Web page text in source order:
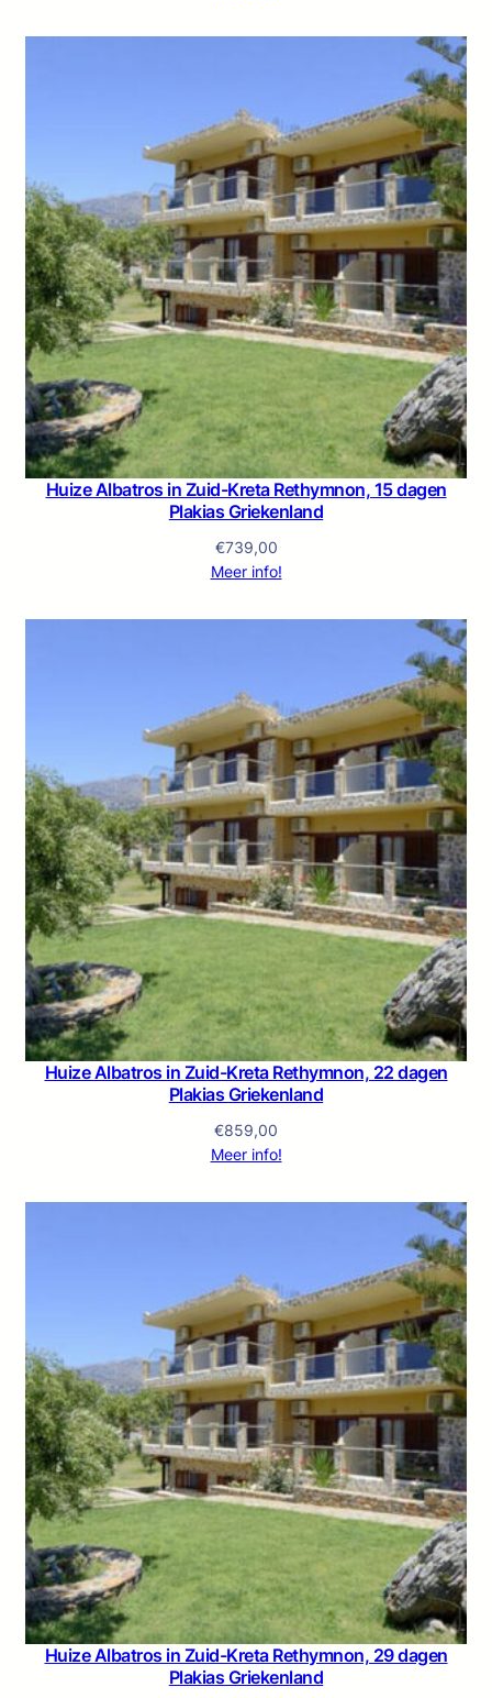
Huize Albatros in Zuid-Kreta Rethymnon, 15 dagen
Plakias Griekenland
€739,00
Meer info!
Huize Albatros in Zuid-Kreta Rethymnon, 22 dagen
Plakias Griekenland
€859,00
Meer info!
Huize Albatros in Zuid-Kreta Rethymnon, 29 dagen
Plakias Griekenland